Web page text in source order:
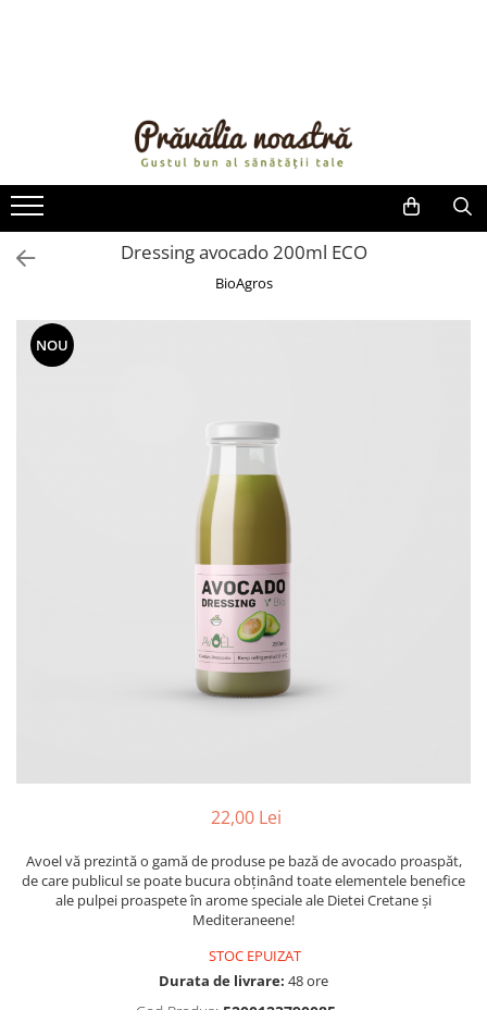
ULEIURI ȘI UNTURI
MĂSLINE
NUCI ȘI SEMINȚE
FRUCTE DESHIDRATATE
ÎNDULCITORI NATURALI / MIERE
FRUCTE LA CONSERVĂ
OȚETURI ȘI SOSURI
CREME ȘI PASTE TARTINABILE
PRODUSE ROMÂNEȘTI
REMEDII NATURISTE
TOATE PRODUSELE
Dressing avocado 200ml ECO
BioAgros
NOU
22,00 Lei
Avoel vă prezintă o gamă de produse pe bază de avocado proaspăt,
de care publicul se poate bucura obținând toate elementele benefice
ale pulpei proaspete în arome speciale ale Dietei Cretane și
Mediteraneene!
STOC EPUIZAT
Durata de livrare: 48 ore